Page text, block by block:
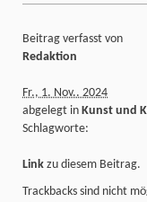
Beitrag verfasst von
Redaktion
Fr., 1. Nov.. 2024
abgelegt in Kunst und
Schlagworte:
Link zu diesem Beitrag.
Trackbacks sind nicht